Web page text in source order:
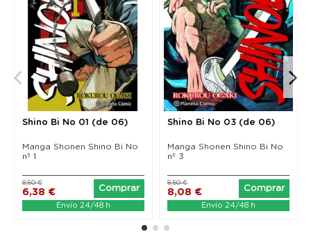
Shino Bi No 01 (de 06)
Manga Shonen Shino Bi No
nº 1
6,38 €
8,50 €
Comprar
Envío 24/48 h
Shino Bi No 03 (de 06)
Manga Shonen Shino Bi No
nº 3
8,08 €
8,50 €
Comprar
Envío 24/48 h